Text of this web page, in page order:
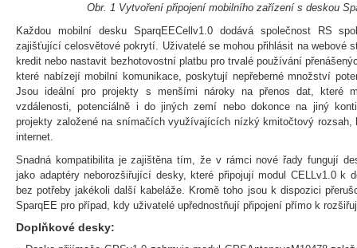
Obr. 1 Vytvoření připojení mobilního zařízení s deskou
Každou mobilní desku SparqEECellv1.0 dodává společnost RS
zajišťující celosvětové pokrytí. Uživatelé se mohou přihlásit na webové
kredit nebo nastavit bezhotovostní platbu pro trvalé používání
které nabízejí mobilní komunikace, poskytují nepřeberné množství
Jsou ideální pro projekty s menšími nároky na přenos dat, které
vzdálenosti, potenciálně i do jiných zemí nebo dokonce na jiný
projekty založené na snímačích využívajících nízký kmitočtový rozsah,
internet.
Snadná kompatibilita je zajištěna tím, že v rámci nové řady fungují
jako adaptéry neborozšiřující desky, které připojují modul CELLv1.0 k
bez potřeby jakékoli další kabeláže. Kromě toho jsou k dispozici
SparqEE pro případ, kdy uživatelé upřednostňují připojení přímo k
Doplňkové desky: